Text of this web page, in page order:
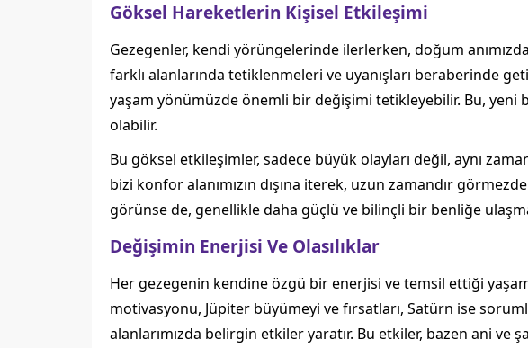
Göksel Hareketlerin Kişisel Etkileşimi
Gezegenler, kendi yörüngelerinde ilerlerken, doğum
farklı alanlarında tetiklenmeleri ve uyanışları beraberinde
yaşam yönümüzde önemli bir değişimi tetikleyebilir. Bu, yeni
olabilir.
Bu göksel etkileşimler, sadece büyük olayları değil, aynı
bizi konfor alanımızın dışına iterek, uzun zamandır
görünse de, genellikle daha güçlü ve bilinçli bir benliğe
Değişimin Enerjisi Ve Olasılıklar
Her gezegenin kendine özgü bir enerjisi ve temsil ettiği
motivasyonu, Jüpiter büyümeyi ve fırsatları, Satürn ise
alanlarımızda belirgin etkiler yaratır. Bu etkiler, bazen ani